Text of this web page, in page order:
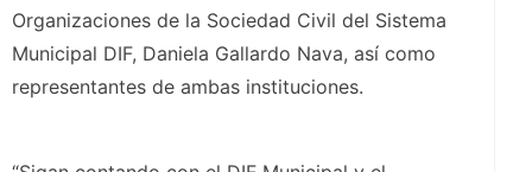
Organizaciones de la Sociedad Civil del Sistema
Municipal DIF, Daniela Gallardo Nava, así como
representantes de ambas instituciones.